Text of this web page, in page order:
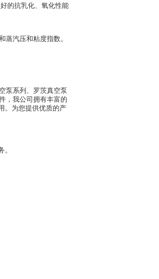
的抗乳化、氧化性能
蒸汽压和粘度指数。
泵系列 、 罗茨真空泵
，我公司拥有丰富的
。为您提供优质的产
。